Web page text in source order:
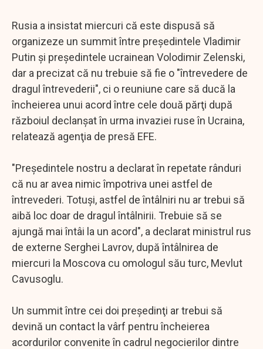
Rusia a insistat miercuri că este dispusă să
organizeze un summit între preşedintele Vladimir
Putin şi preşedintele ucrainean Volodimir Zelenski,
dar a precizat că nu trebuie să fie o "întrevedere de
dragul întrevederii", ci o reuniune care să ducă la
încheierea unui acord între cele două părţi după
războiul declanşat în urma invaziei ruse în Ucraina,
relatează agenţia de presă EFE.
"Preşedintele nostru a declarat în repetate rânduri
că nu ar avea nimic împotriva unei astfel de
întrevederi. Totuşi, astfel de întâlniri nu ar trebui să
aibă loc doar de dragul întâlnirii. Trebuie să se
ajungă mai întâi la un acord", a declarat ministrul rus
de externe Serghei Lavrov, după întâlnirea de
miercuri la Moscova cu omologul său turc, Mevlut
Cavusoglu.
Un summit între cei doi preşedinţi ar trebui să
devină un contact la vârf pentru încheierea
acordurilor convenite în cadrul negocierilor dintre